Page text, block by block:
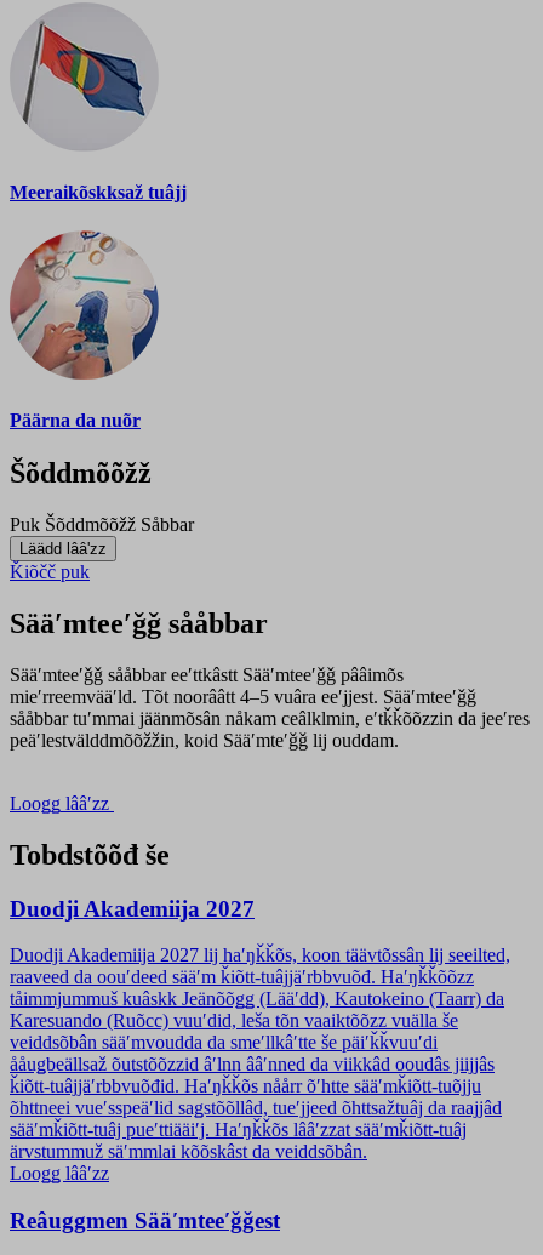
Meeraikõskksaž tuâjj
Päärna da nuõr
Šõddmõõžž
Puk Šõddmõõžž Såbbar
Ǩiõčč puk
Sääʹmteeʹǧǧ sååbbar
Sääʹmteeʹǧǧ sååbbar eeʹttkâstt Sääʹmteeʹǧǧ pââimõs
mieʹrreemvääʹld. Tõt noorââtt 4–5 vuâra eeʹjjest. Sääʹmteeʹǧǧ
sååbbar tuʹmmai jäänmõsân nåkam ceâlklmin, eʹtǩǩõõzzin da jeeʹres
peäʹlestvälddmõõžžin, koid Sääʹmteʹǧǧ lij ouddam.
Looǥǥ lââʹzz
Tobdstõõđ še
Duodji Akademiija 2027
Duodji Akademiija 2027 lij haʹŋǩǩõs, koon täävtõssân lij seeilted,
raaveed da oouʹdeed sääʹm ǩiõtt-tuâjjäʹrbbvuõđ. Haʹŋǩǩõõzz
tåimmjummuš kuâskk Jeänõõǥǥ (Lääʹdd), Kautokeino (Taarr) da
Karesuando (Ruõcc) vuuʹdid, leša tõn vaaiktõõzz vuälla še
veiddsõbân sääʹmvoudda da smeʹllkâʹtte še päiʹǩǩvuuʹdi
ååuǥbeällsaž õutstõõzzid âʹlnn ââʹnned da viikkâd ooudâs jiijjâs
ǩiõtt-tuâjjäʹrbbvuõđid. Haʹŋǩǩõs nåårr õʹhtte sääʹmǩiõtt-tuõjju
õhttneei vueʹsspeäʹlid saǥstõõllâd, tueʹjjeed õhttsažtuâj da raajjâd
sääʹmǩiõtt-tuâj pueʹttiääiʹj. Haʹŋǩǩõs lââʹzzat sääʹmǩiõtt-tuâj
ärvstummuž säʹmmlai kõõskâst da veiddsõbân.
Looǥǥ lââʹzz
Reâuggmen Sääʹmteeʹǧǧest